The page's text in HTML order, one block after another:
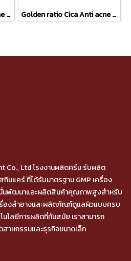
Golden ratio Cica Anti acne Facial Cleanser Golden ratio Cica Anti acne Gel
Co., Ltd โรงงานผลิตครีม รับผลิต
นแคร์ ที่ได้รับมาตรฐาน GMP เครื่อง
งมั่นพัฒนาและผลิตสินค้าคุณภาพสูงสำหรับ
องสำอางและผลิตภัณฑ์ดูแลผิวแบบครบ
โลยีการผลิตที่ทันสมัย เราสามารถ
าหกรรมและธุรกิจขนาดเล็ก